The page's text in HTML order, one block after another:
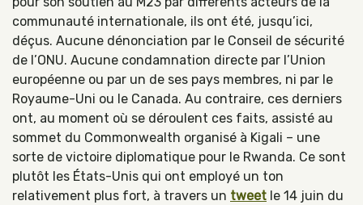
communauté internationale, ils ont été, jusqu’ici,
déçus. Aucune dénonciation par le Conseil de sécurité
de l’ONU. Aucune condamnation directe par l’Union
européenne ou par un de ses pays membres, ni par le
Royaume-Uni ou le Canada. Au contraire, ces derniers
ont, au moment où se déroulent ces faits, assisté au
sommet du Commonwealth organisé à Kigali – une
sorte de victoire diplomatique pour le Rwanda. Ce sont
plutôt les États-Unis qui ont employé un ton
relativement plus fort, à travers un tweet le 14 juin du